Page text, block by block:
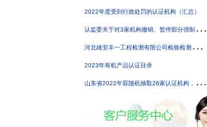
2022年度受到行政处罚的认证机构（汇总）
认
监委关于对3家机构撤销、暂停部分强制性产品认证指定检测业务的公告
河
北雄安丰一工程检测有限公司检验检测机构资质撤销
2023年有机产品认证目录
山
东省2022年双随机抽取26家认证机构，其中18家存在问题